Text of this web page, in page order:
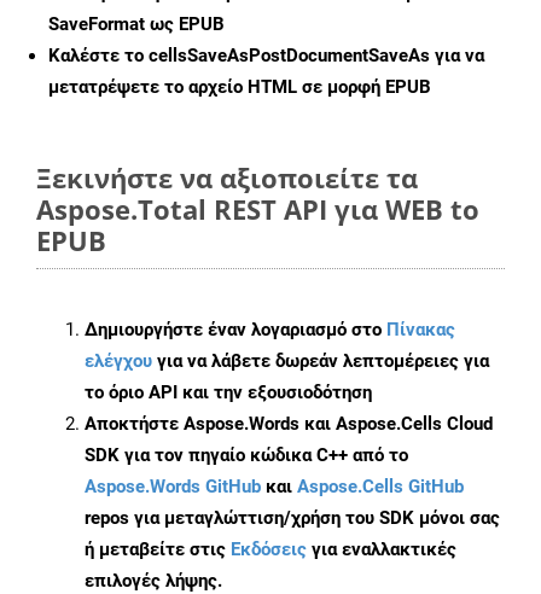
SaveFormat ως EPUB
Καλέστε το cellsSaveAsPostDocumentSaveAs για να
μετατρέψετε το αρχείο HTML σε μορφή EPUB
Ξεκινήστε να αξιοποιείτε τα
Aspose.Total REST API για WEB to
EPUB
Δημιουργήστε έναν λογαριασμό στο Πίνακας
ελέγχου για να λάβετε δωρεάν λεπτομέρειες για
το όριο API και την εξουσιοδότηση
Αποκτήστε Aspose.Words και Aspose.Cells Cloud
SDK για τον πηγαίο κώδικα C++ από το
Aspose.Words GitHub και Aspose.Cells GitHub
repos για μεταγλώττιση/χρήση του SDK μόνοι σας
ή μεταβείτε στις Εκδόσεις για εναλλακτικές
επιλογές λήψης.